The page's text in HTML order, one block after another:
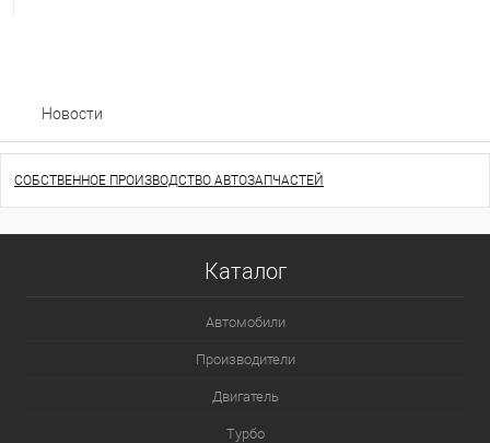
Новости
СОБСТВЕННОЕ ПРОИЗВОДСТВО АВТОЗАПЧАСТЕЙ
Каталог
Автомобили
Производители
Двигатель
Турбо